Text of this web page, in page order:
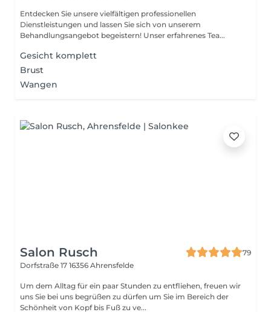
Entdecken Sie unsere vielfältigen professionellen
Dienstleistungen und lassen Sie sich von unserem
Behandlungsangebot begeistern! Unser erfahrenes Tea...
Gesicht komplett
Brust
Wangen
Salon Rusch
79
Dorfstraße 17 16356 Ahrensfelde
Um dem Alltag für ein paar Stunden zu entfliehen, freuen wir
uns Sie bei uns begrüßen zu dürfen um Sie im Bereich der
Schönheit von Kopf bis Fuß zu ve...